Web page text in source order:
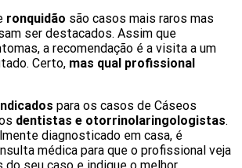
ronquidão são casos mais raros mas
ser destacados. Assim que
a recomendação é a visita a um
Certo, mas qual profissional
para os casos de Cáseos
dentistas e otorrinolaringologistas.
diagnosticado em casa, é
médica para que o profissional veja